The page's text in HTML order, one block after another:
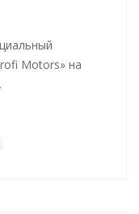
Motors» на